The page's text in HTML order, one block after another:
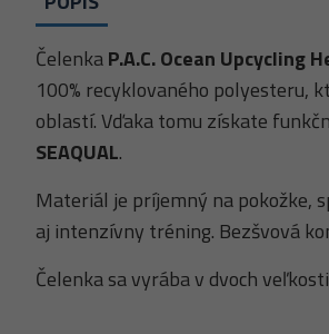
ČelenkaP.A.C. Ocean Upcycling
100% recyklovaného polyesteru,
oblastí. Vďaka tomu získate
SEAQUAL.
Materiál je príjemný na pokožke,
aj intenzívny tréning. Bezšvová
Čelenka sa vyrába v dvoch